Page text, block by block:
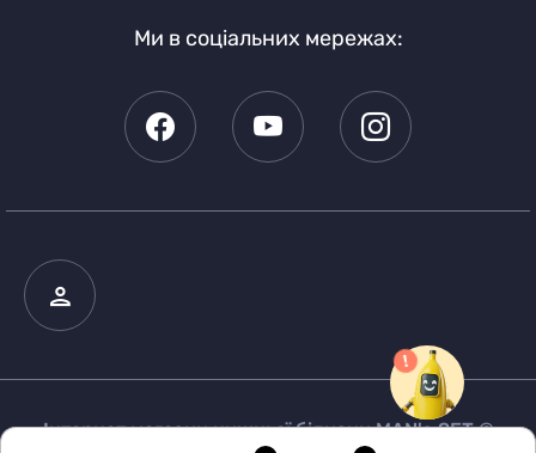
Ми в соціальних мережах:
Інтернет магазин нижньої білизни MAN's SET ©